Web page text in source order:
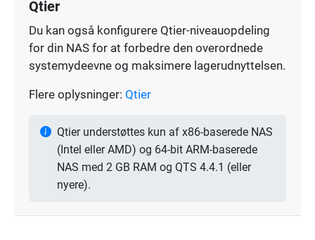
Qtier
Du kan også konfigurere Qtier-niveauopdeling
for din NAS for at forbedre den overordnede
systemydeevne og maksimere lagerudnyttelsen.
Flere oplysninger: Qtier
Qtier understøttes kun af x86-baserede NAS
(Intel eller AMD) og 64-bit ARM-baserede
NAS med 2 GB RAM og QTS 4.4.1 (eller
nyere).